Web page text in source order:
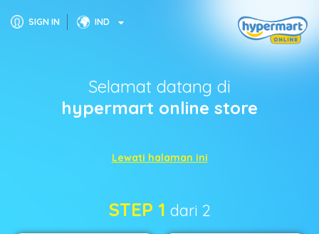
SIGN IN IND
Selamat datang di
hypermart online store
Lewati halaman ini
STEP 1 dari 2